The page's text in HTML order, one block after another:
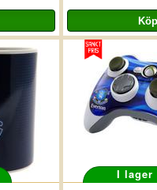
I lager